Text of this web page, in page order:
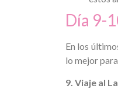
Día 9-
En los
lo mejor
9. Viaje al